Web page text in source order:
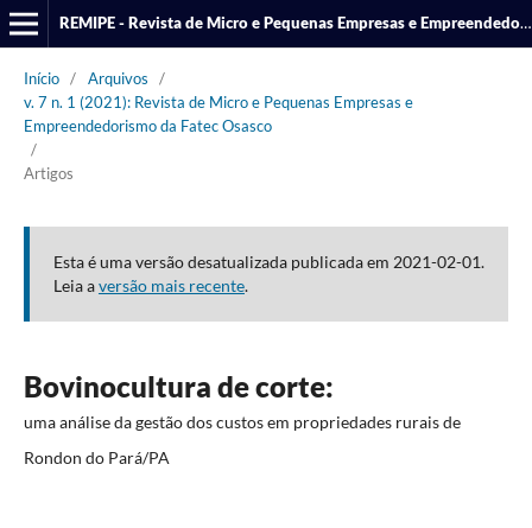
REMIPE - Revista de Micro e Pequenas Empresas e Empreendedorismo da Fatec Osasco
Início / Arquivos
/
v. 7 n. 1 (2021): Revista de Micro e Pequenas Empresas e
Empreendedorismo da Fatec Osasco
/
Artigos
Esta é uma versão desatualizada publicada em 2021-02-01.
Leia aversão mais recente.
Bovinocultura de corte:
uma análise da gestão dos custos em propriedades rurais de
Rondon do Pará/PA